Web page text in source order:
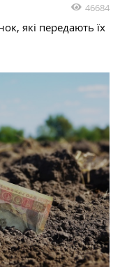
46684
які передають їх